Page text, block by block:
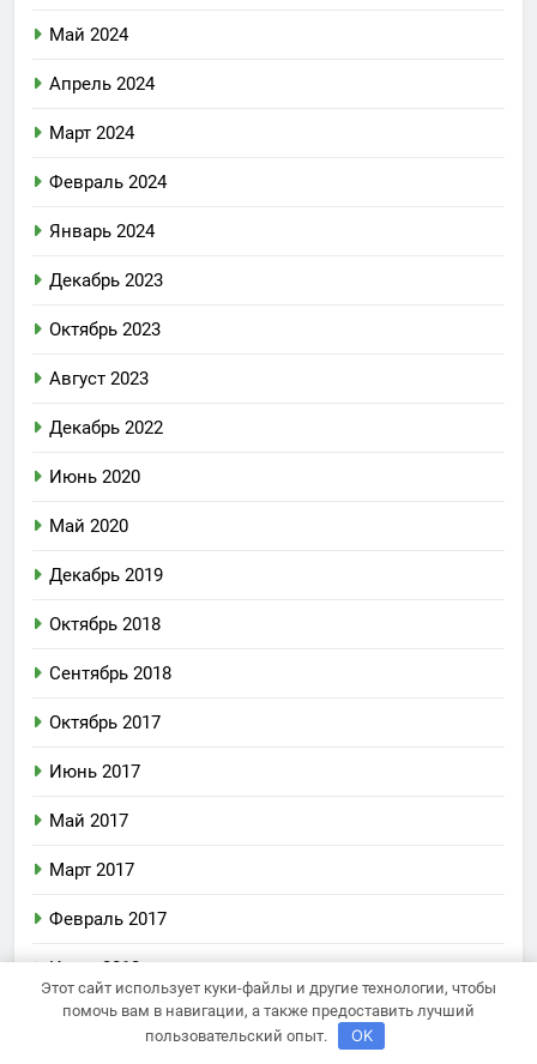
Май 2024
Апрель 2024
Март 2024
Февраль 2024
Январь 2024
Декабрь 2023
Октябрь 2023
Август 2023
Декабрь 2022
Июнь 2020
Май 2020
Декабрь 2019
Октябрь 2018
Сентябрь 2018
Октябрь 2017
Июнь 2017
Май 2017
Март 2017
Февраль 2017
Июль 2012
Этот сайт использует куки-файлы и другие технологии, чтобы
помочь вам в навигации, а также предоставить лучший
пользовательский опыт.
OK